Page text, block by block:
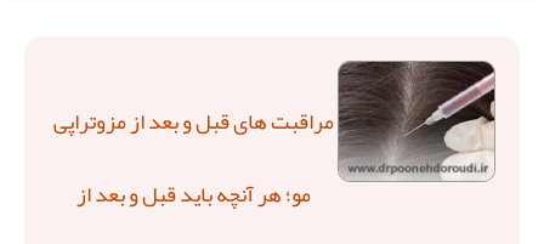
مراقبت های قبل و بعد از مزوتراپی
مو؛ هر آنچه باید قبل و بعد از